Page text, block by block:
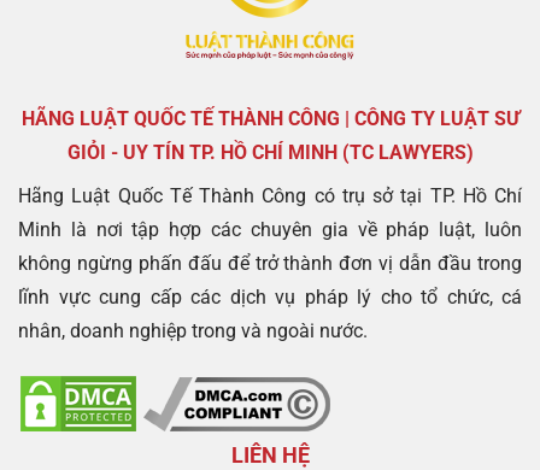
HÃNG LUẬT QUỐC TẾ THÀNH CÔNG | CÔNG TY LUẬT SƯ
GIỎI - UY TÍN TP. HỒ CHÍ MINH (TC LAWYERS)
Hãng Luật Quốc Tế Thành Công có trụ sở tại TP. Hồ Chí
Minh là nơi tập hợp các chuyên gia về pháp luật, luôn
không ngừng phấn đấu để trở thành đơn vị dẫn đầu trong
lĩnh vực cung cấp các dịch vụ pháp lý cho tổ chức, cá
nhân, doanh nghiệp trong và ngoài nước.
LIÊN HỆ